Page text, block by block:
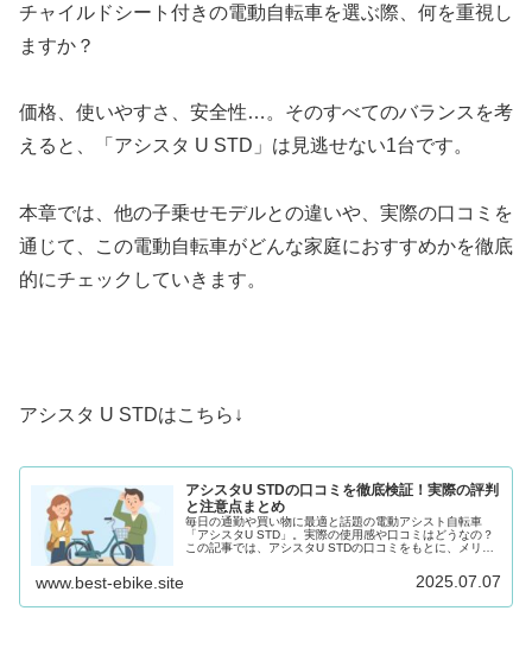
チャイルドシート付きの電動自転車を選ぶ際、何を重視し
ますか？
価格、使いやすさ、安全性…。そのすべてのバランスを考
えると、「アシスタ U STD」は見逃せない1台です。
本章では、他の子乗せモデルとの違いや、実際の口コミを
通じて、この電動自転車がどんな家庭におすすめかを徹底
的にチェックしていきます。
アシスタ U STDはこちら↓
アシスタU STDの口コミを徹底検証！実際の評判
と注意点まとめ
毎日の通勤や買い物に最適と話題の電動アシスト自転車
「アシスタU STD」。実際の使用感や口コミはどうなの？
この記事では、アシスタU STDの口コミをもとに、メリッ
リアルな声を参考に選び方のヒントを得よう。
www.best-ebike.site 2025.07.07